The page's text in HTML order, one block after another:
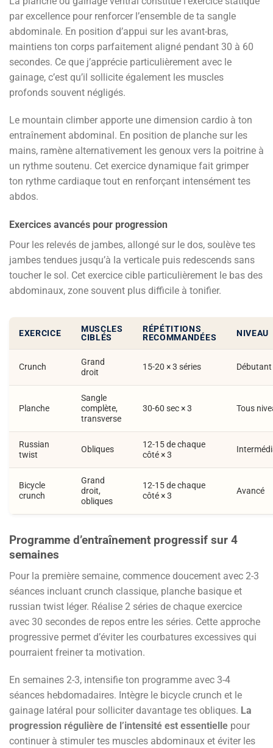
par excellence pour renforcer l’ensemble de ta sangle
abdominale. En position d’appui sur les avant-bras,
maintiens ton corps parfaitement aligné pendant 30 à 60
secondes. Ce que j’apprécie particulièrement avec le
gainage, c’est qu’il sollicite également les muscles
profonds souvent négligés.
Le mountain climber apporte une dimension cardio à ton
entraînement abdominal. En position de planche sur les
mains, ramène alternativement les genoux vers la poitrine à
un rythme soutenu. Cet exercice dynamique fait grimper
ton rythme cardiaque tout en renforçant intensément tes
abdos.
Exercices avancés pour progression
Pour les relevés de jambes, allongé sur le dos, soulève tes
jambes tendues jusqu’à la verticale puis redescends sans
toucher le sol. Cet exercice cible particulièrement le bas des
abdominaux, zone souvent plus difficile à tonifier.
EXERCICE
MUSCLES
CIBLÉS
RÉPÉTITIONS
RECOMMANDÉES
NIVEAU
Crunch
Grand
droit
15-20 × 3 séries Débutant
Planche
Sangle
complète,
transverse
30-60 sec × 3 Tous
Russian
twist
Obliques
12-15 de chaque
côté × 3
Bicycle
crunch
Grand
droit,
obliques
12-15 de chaque
côté × 3
Avancé
Programme d’entraînement progressif sur 4
semaines
Pour la première semaine, commence doucement avec 2-3
séances incluant crunch classique, planche basique et
russian twist léger. Réalise 2 séries de chaque exercice
avec 30 secondes de repos entre les séries. Cette approche
progressive permet d’éviter les courbatures excessives qui
pourraient freiner ta motivation.
En semaines 2-3, intensifie ton programme avec 3-4
séances hebdomadaires. Intègre le bicycle crunch et le
gainage latéral pour solliciter davantage tes obliques. La
progression régulière de l’intensité est essentielle pour
continuer à stimuler tes muscles abdominaux et éviter les